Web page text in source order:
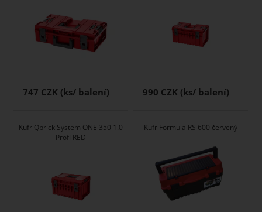
747 CZK 990 CZK
Kufr Qbrick System ONE 350 1.0
Profi RED
Kufr Formula RS 600 červený